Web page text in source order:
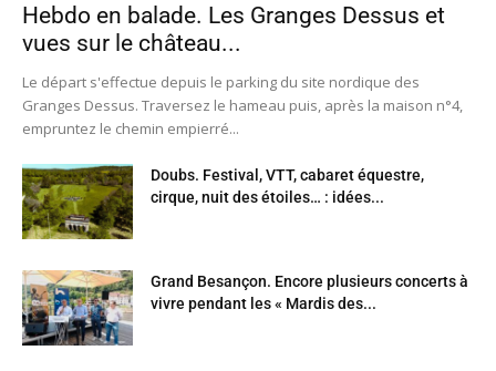
Hebdo en balade. Les Granges Dessus et
vues sur le château...
Le départ s'effectue depuis le parking du site nordique des
Granges Dessus. Traversez le hameau puis, après la maison n°4,
empruntez le chemin empierré...
Doubs. Festival, VTT, cabaret équestre,
cirque, nuit des étoiles… : idées...
Grand Besançon. Encore plusieurs concerts à
vivre pendant les « Mardis des...